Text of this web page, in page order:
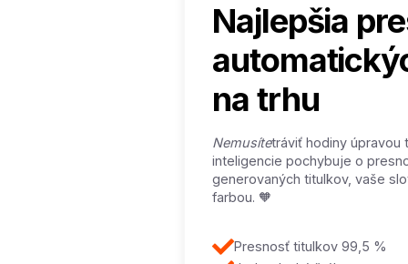
Najlepšia
na trhu
‍Nemusítetráviť hodiny úpravou
inteligencie pochybuje o
generovaných titulkov, vaše
farbou. 🧡
Presnosť titulkov 99,5 %